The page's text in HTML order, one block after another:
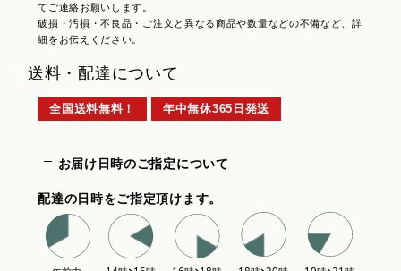
てご連絡お願いします。
破損・汚損・不良品・ご注文と異なる商品や数量などの不備など、詳
細をお伝えください。
送料・配達について
全国送料無料！ 年中無休365日発送
お届け日時のご指定について
配達の日時をご指定頂けます。